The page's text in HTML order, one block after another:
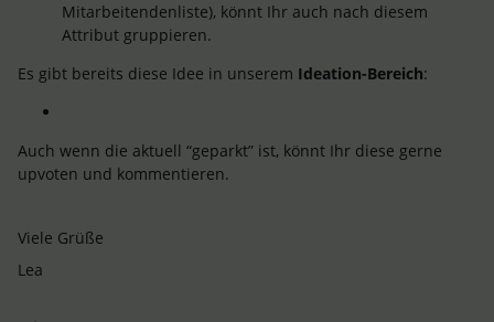
Mitarbeitendenliste), könnt Ihr auch nach diesem
Attribut gruppieren.
Es gibt bereits diese Idee in unserem Ideation-Bereich:
Auch wenn die aktuell “geparkt” ist, könnt Ihr diese gerne
upvoten und kommentieren.
Viele Grüße
Lea